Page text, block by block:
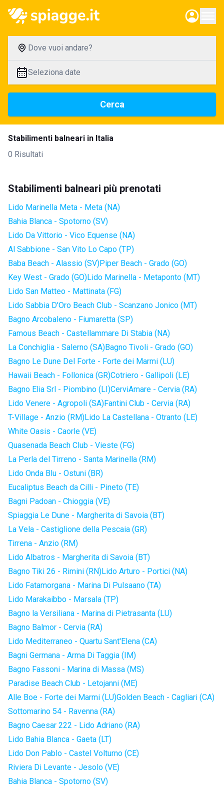
Dove vuoi andare?
Seleziona date
Cerca
Stabilimenti balneari in Italia
0 Risultati
Stabilimenti balneari più prenotati
Lido Marinella Meta - Meta (NA)
Bahia Blanca - Spotorno (SV)
Lido Da Vittorio - Vico Equense (NA)
Al Sabbione - San Vito Lo Capo (TP)
Baba Beach - Alassio (SV)Piper Beach - Grado (GO)
Key West - Grado (GO)Lido Marinella - Metaponto (MT)
Lido San Matteo - Mattinata (FG)
Lido Sabbia D'Oro Beach Club - Scanzano Jonico (MT)
Bagno Arcobaleno - Fiumaretta (SP)
Famous Beach - Castellammare Di Stabia (NA)
La Conchiglia - Salerno (SA)Bagno Tivoli - Grado (GO)
Bagno Le Dune Del Forte - Forte dei Marmi (LU)
Hawaii Beach - Follonica (GR)Cotriero - Gallipoli (LE)
Bagno Elia Srl - Piombino (LI)CerviAmare - Cervia (RA)
Lido Venere - Agropoli (SA)Fantini Club - Cervia (RA)
T-Village - Anzio (RM)Lido La Castellana - Otranto (LE)
White Oasis - Caorle (VE)
Quasenada Beach Club - Vieste (FG)
La Perla del Tirreno - Santa Marinella (RM)
Lido Onda Blu - Ostuni (BR)
Eucaliptus Beach da Cilli - Pineto (TE)
Bagni Padoan - Chioggia (VE)
Spiaggia Le Dune - Margherita di Savoia (BT)
La Vela - Castiglione della Pescaia (GR)
Tirrena - Anzio (RM)
Lido Albatros - Margherita di Savoia (BT)
Bagno Tiki 26 - Rimini (RN)Lido Arturo - Portici (NA)
Lido Fatamorgana - Marina Di Pulsaano (TA)
Lido Marakaibbo - Marsala (TP)
Bagno la Versiliana - Marina di Pietrasanta (LU)
Bagno Balmor - Cervia (RA)
Lido Mediterraneo - Quartu Sant'Elena (CA)
Bagni Germana - Arma Di Taggia (IM)
Bagno Fassoni - Marina di Massa (MS)
Paradise Beach Club - Letojanni (ME)
Alle Boe - Forte dei Marmi (LU)Golden Beach - Cagliari (CA)
Sottomarino 54 - Ravenna (RA)
Bagno Caesar 222 - Lido Adriano (RA)
Lido Bahia Blanca - Gaeta (LT)
Lido Don Pablo - Castel Volturno (CE)
Riviera Di Levante - Jesolo (VE)
Bahia Blanca - Spotorno (SV)